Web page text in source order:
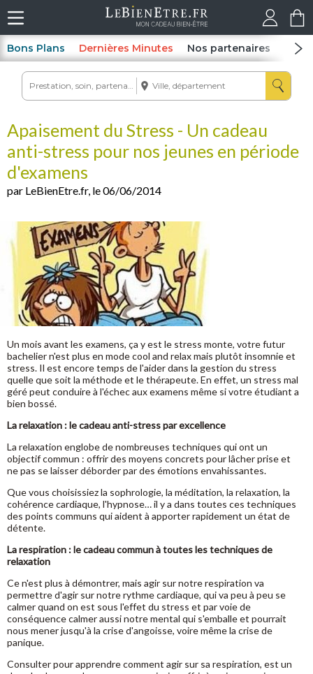
Bons Plans Dernières Minutes Nos partenaires Spas
Apaisement du Stress - Un cadeau
anti-stress pour nos jeunes en période
d'examens
par LeBienEtre.fr, le 06/06/2014
Un mois avant les examens, ça y est le stress monte, votre futur
bachelier n'est plus en mode cool and relax mais plutôt insomnie et
stress. Il est encore temps de l'aider dans la gestion du stress
quelle que soit la méthode et le thérapeute. En effet, un stress mal
géré peut conduire à l'échec aux examens même si votre étudiant a
bien bossé.
La relaxation : le cadeau anti-stress par excellence
La relaxation englobe de nombreuses techniques qui ont un
objectif commun : offrir des moyens concrets pour lâcher prise et
ne pas se laisser déborder par des émotions envahissantes.
Que vous choisissiez la sophrologie, la méditation, la relaxation, la
cohérence cardiaque, l'hypnose… il y a dans toutes ces techniques
des points communs qui aident à apporter rapidement un état de
détente.
La respiration : le cadeau commun à toutes les techniques de
relaxation
Ce n'est plus à démontrer, mais agir sur notre respiration va
permettre d'agir sur notre rythme cardiaque, qui va peu à peu se
calmer quand on est sous l'effet du stress et par voie de
conséquence calmer aussi notre mental qui s'emballe et pourrait
nous mener jusqu'à la crise d'angoisse, voire même la crise de
panique.
Consulter pour apprendre comment agir sur sa respiration, est un